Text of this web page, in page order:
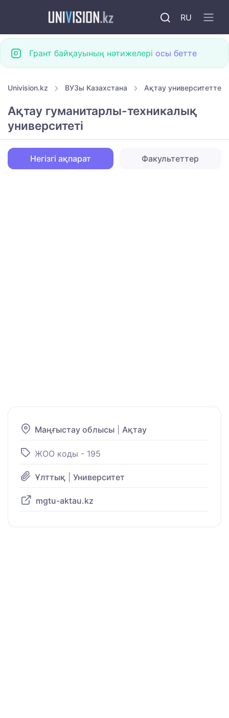
RU
Грант байқауының нәтижелері осы бетте
Univision.kz ВУЗы Казахстана Ақтау университеттері
Ақтау гуманитарлы-техникалық
университеті
Негізгі ақпарат Факультеттер
Маңғыстау облысы Ақтау
ЖОО коды - 195
Ұлттық Университет
mgtu-aktau.kz